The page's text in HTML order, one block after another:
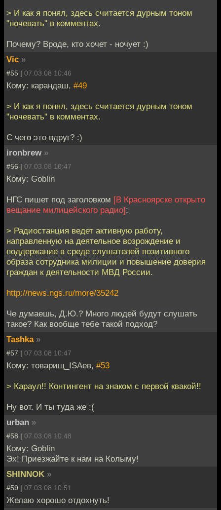
> И как я понял, здесь считается дурным тоном
"ночевать" в комментах.
Почему? Вроде, кто хочет - ночует :)
Vic »
#55 | 07.03.08 10:46
Кому: карандаш, #49
> И как я понял, здесь считается дурным тоном
"ночевать" в комментах.
С чего это вдруг? :)
ironbrew »
#56 | 07.03.08 10:47
Кому: Goblin
НГС пишет под заголовком [В Красноярске открыто
вещание милицейского радио]:
> Радиостанция ведет активную работу,
направленную на деятельное возрождение и
поддержание в среде слушателей позитивного
образа сотрудника милиции и повышение доверия
граждан к деятельности МВД России.
http://news.ngs.ru/more/35242
Че думаешь, Д.Ю.? Много людей будут слушать
такое? Как вообще тебе такой подход?
Tashka »
#57 | 07.03.08 10:47
Кому: товарищ_ISAев, #53
> Караул!! Контингент на знаком с первой квакой!!
Ну вот. И ты туда же :(
urban »
#58 | 07.03.08 10:48
Кому: Goblin
Эх! Приезжайте к нам на Колыму!
SHINNOK »
#59 | 07.03.08 10:51
Желаю хорошо отдохнуть!